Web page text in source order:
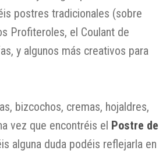
postres tradicionales (sobre
Profiteroles, el Coulant de
y algunos más creativos para
bizcochos, cremas, hojaldres,
vez que encontréis el Postre de
alguna duda podéis reflejarla en